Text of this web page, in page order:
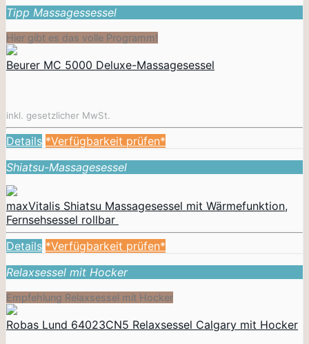
Tipp Massagessessel
Hier gibt es das volle Programm!
Beurer MC 5000 Deluxe-Massagesessel
inkl. gesetzlicher MwSt.
Details *Verfügbarkeit prüfen*
Shiatsu-Massagesessel
maxVitalis Shiatsu Massagesessel mit Wärmefunktion,
Fernsehsessel rollbar
Details *Verfügbarkeit prüfen*
Relaxsessel mit Hocker
Empfehlung Relaxsessel mit Hocker
Robas Lund 64023CN5 Relaxsessel Calgary mit Hocker